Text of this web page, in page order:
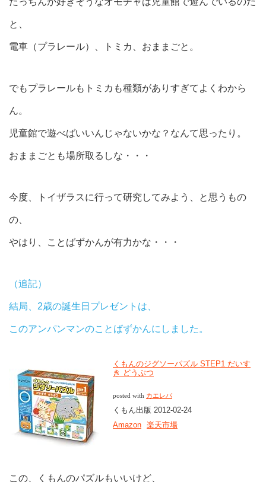
と、
電車（プラレール）、トミカ、おままごと。
でもプラレールもトミカも種類がありすぎてよくわから
ん。
児童館で遊べばいいんじゃないかな？なんて思ったり。
おままごとも場所取るしな・・・
今度、トイザラスに行って研究してみよう、と思うもの
の、
やはり、ことばずかんが有力かな・・・
（追記）
結局、2歳の誕生日プレゼントは、
このアンパンマンのことばずかんにしました。
くもんのジグソーパズル STEP1 だいす
き どうぶつ
posted with カエレバ
くもん出版 2012-02-24
Amazon 楽天市場
この、くもんのパズルもいいけど、